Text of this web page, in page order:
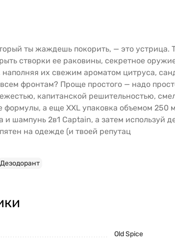
ты жаждешь покорить, — это
створки ее раковины, секретное
их свежим ароматом цитруса,
фронтам? Проще простого — надо
капитанской решительностью,
формулы, а еще XXL упаковка объемом 250
и шампунь 2в1 Captain, а затем используй
на одежде (и твоей репутац
Дезодорант
Old Spice